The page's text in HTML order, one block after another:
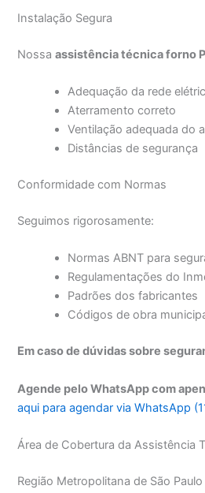
Instalação Segura
Nossaassistência técnica forno
Adequação da rede
Aterramento correto
Ventilação adequada do
Distâncias de segurança
Conformidade com Normas
Seguimos rigorosamente:
Normas ABNT para
Regulamentações do
Padrões dos fabricantes
Códigos de obra
Em caso de dúvidas sobre
Agende pelo WhatsApp com
aqui para agendar via WhatsApp
Área de Cobertura da Assistência
Região Metropolitana de São Paulo